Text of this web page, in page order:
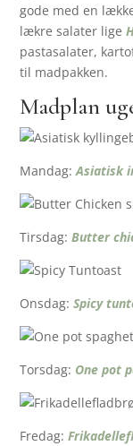
gode med en
lækre salater lige
pastasalater,
til madpakken.
Madplan
Mandag:Asiatisk
Tirsdag:Butter
Onsdag:Spicy
Torsdag: One pot
Fredag: